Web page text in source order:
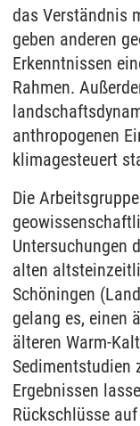
das Verständnis
geben anderen
Erkenntnissen
Rahmen.
anthropogenen
klimagesteuert
Die
Untersuchungen
alten
Schöningen
gelang es, einen
älteren Warm-
Sedimentstudien
Ergebnissen
Rückschlüsse